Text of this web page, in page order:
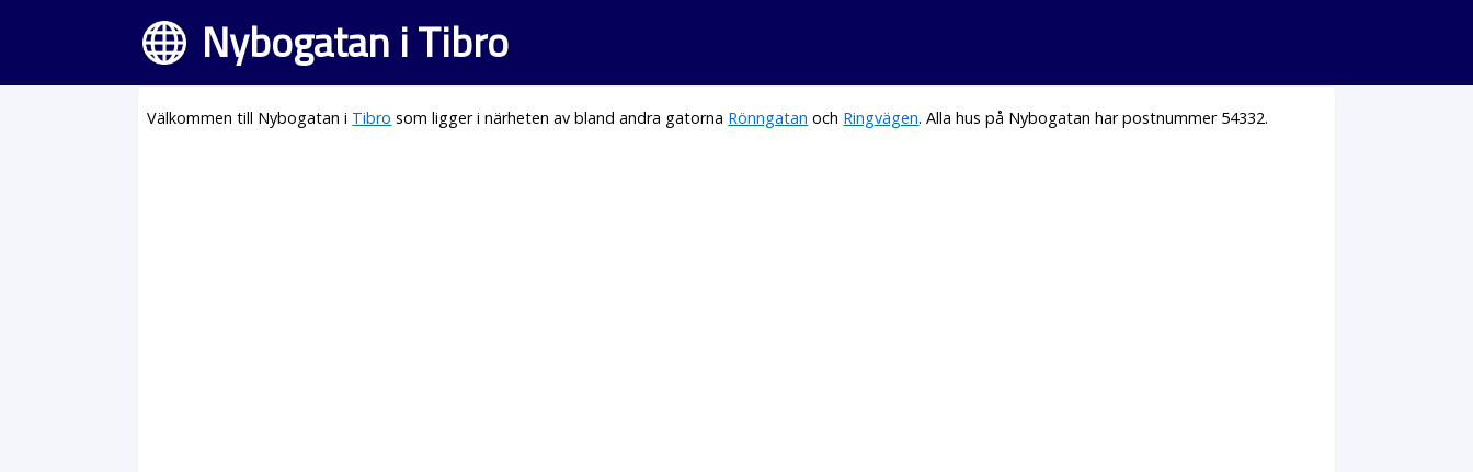
Nybogatan i Tibro
Välkommen till Nybogatan i Tibro som ligger i närheten av bland andra gatorna Rönngatan och Ringvägen. Alla hus på Nybogatan har postnummer 54332.